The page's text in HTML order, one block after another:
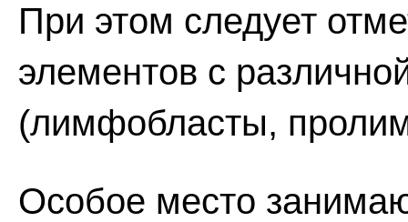
При этом следует
элементов с
(лимфобласты,
Особое место